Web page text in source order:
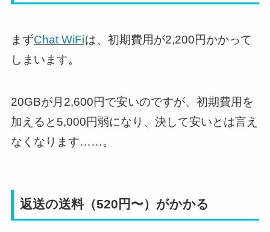
まずChat WiFiは、初期費用が2,200円かかって
しまいます。
20GBが月2,600円で安いのですが、初期費用を
加えると5,000円弱になり、決して安いとは言え
なくなります……。
返送の送料（520円〜）がかかる